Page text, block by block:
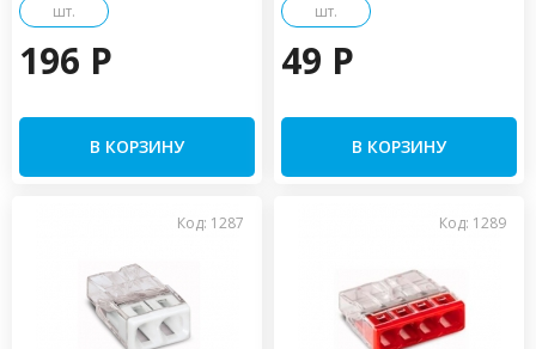
шт.
196 P
В КОРЗИНУ
шт.
49 P
В КОРЗИНУ
Код: 1287 Код: 1289